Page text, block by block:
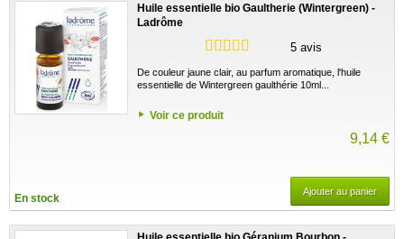
Huile essentielle bio Gaultherie (Wintergreen) -
Ladrôme
5 avis
De couleur jaune clair, au parfum aromatique, l'huile
essentielle de Wintergreen gaulthérie 10ml...
Voir ce produit
9,14 €
En stock
Ajouter au panier